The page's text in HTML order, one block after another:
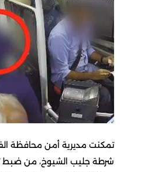
تمكنت مديرية أمن محافظة
شرطة جليب الشيوخ، من